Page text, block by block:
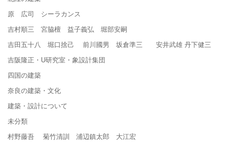
原 広司 シーラカンス
吉村順三 宮脇檀 益子義弘 堀部安嗣
吉田五十八 堀口捨己 前川國男 坂倉準三 安井武雄 丹下健三
吉阪隆正・U研究室・象設計集団
四国の建築
奈良の建築・文化
建築・設計について
未分類
村野藤吾 菊竹清訓 浦辺鎮太郎 大江宏